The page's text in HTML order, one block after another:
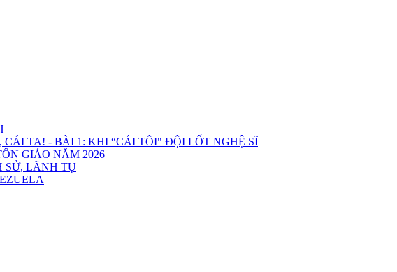
TA! - BÀI 1: KHI “CÁI TÔI" ĐỘI LỐT NGHỆ SĨ
GIÁO NĂM 2026
SỬ, LÃNH TỤ